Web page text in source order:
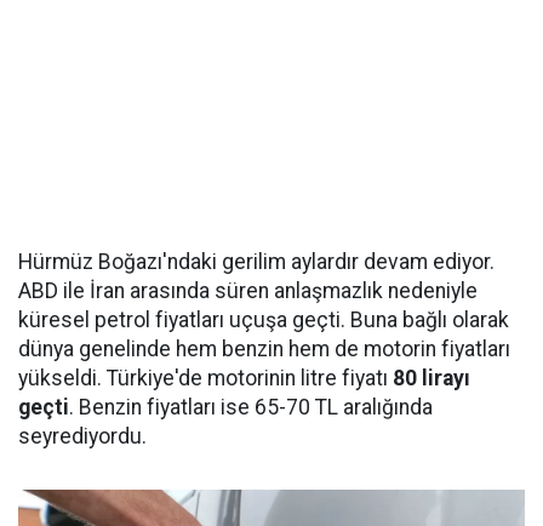
Hürmüz Boğazı'ndaki gerilim aylardır devam ediyor.
ABD ile İran arasında süren anlaşmazlık nedeniyle
küresel petrol fiyatları uçuşa geçti. Buna bağlı olarak
dünya genelinde hem benzin hem de motorin fiyatları
yükseldi. Türkiye'de motorinin litre fiyatı 80 lirayı
geçti. Benzin fiyatları ise 65-70 TL aralığında
seyrediyordu.